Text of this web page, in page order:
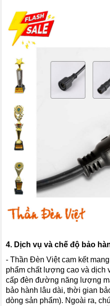
4. Dịch vụ và chế độ bảo
- Thần Đèn Việt cam kết
phẩm chất lượng cao và dịch
cấp đèn đường năng lượng
bảo hành lâu dài, thời gian
dòng sản phẩm). Ngoài ra,